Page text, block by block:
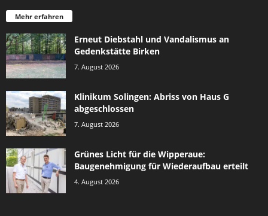
Mehr erfahren
Erneut Diebstahl und Vandalismus an
Gedenkstätte Birken
7. August 2026
Klinikum Solingen: Abriss von Haus G
abgeschlossen
7. August 2026
Grünes Licht für die Wipperaue:
Baugenehmigung für Wiederaufbau erteilt
4. August 2026